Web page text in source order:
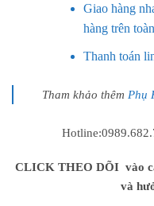
Giao hàng
hàng trên
Thanh toán
Tham khảo thêm Phụ
CLICK THEO DÕI vào
và